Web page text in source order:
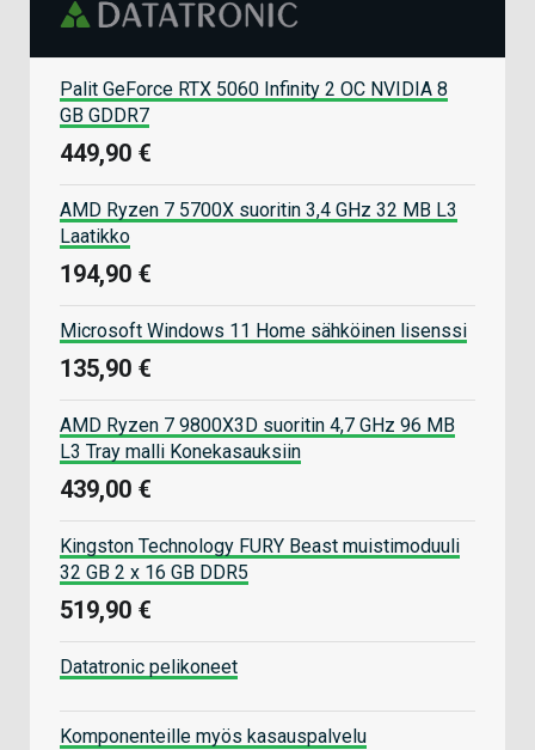
Palit GeForce RTX 5060 Infinity 2 OC NVIDIA 8
GB GDDR7
449,90 €
AMD Ryzen 7 5700X suoritin 3,4 GHz 32 MB L3
Laatikko
194,90 €
Microsoft Windows 11 Home sähköinen lisenssi
135,90 €
AMD Ryzen 7 9800X3D suoritin 4,7 GHz 96 MB
L3 Tray malli Konekasauksiin
439,00 €
Kingston Technology FURY Beast muistimoduuli
32 GB 2 x 16 GB DDR5
519,90 €
Datatronic pelikoneet
Komponenteille myös kasauspalvelu